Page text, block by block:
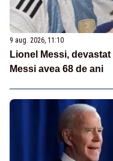
9 aug. 2026, 11:10
Lionel Messi,
Messi avea 68 de ani